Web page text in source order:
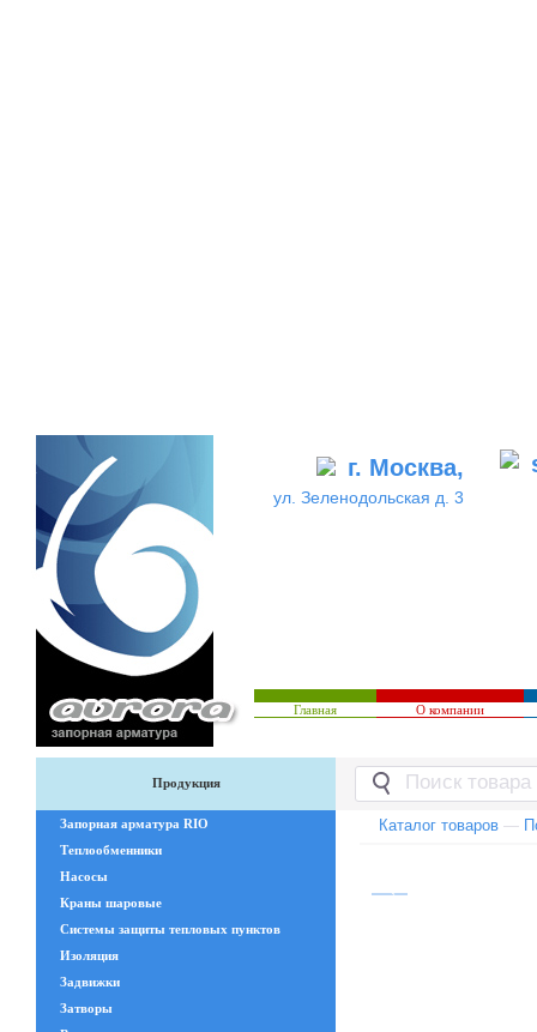
г. Москва,
ул. Зеленодольская д. 3
Главная О компании
Продукция
Запорная арматура RIO
Теплообменники
Насосы
Краны шаровые
Системы защиты тепловых пунктов
Изоляция
Задвижки
Затворы
Каталог товаров —